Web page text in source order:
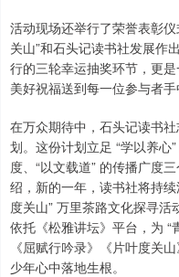
活动现场还举行了荣誉表彰
关山”和石头记读书社发展作
行的三轮幸运抽奖环节，更
美好祝福送到每一位参与者手
在万众期待中，石头记读书
划。这份计划立足 “学以养心
度、“以文载道” 的传播广度
绍，新的一年，读书社将持
度关山” 万里茶路文化探寻活
依托《松雅讲坛》平台，为 “
《屈赋行吟录》《片叶度关
少年心中落地生根。